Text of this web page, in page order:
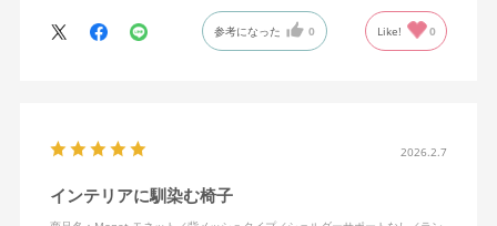
いますが、ややキャスターがよく動きすぎるのが難点でしょう
か。
参考になった 0 Like! 0
2026.2.7
インテリアに馴染む椅子